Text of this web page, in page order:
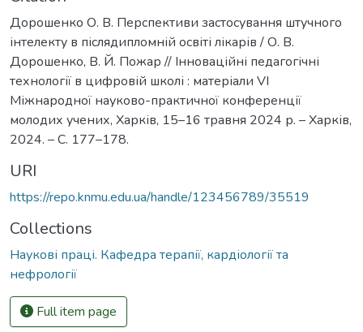
Дорошенко О. В. Перспективи застосування штучного
інтелекту в післядипломній освіті лікарів / О. В.
Дорошенко, В. Й. Пожар // Інноваційні педагогічні
технології в цифровій школі : матеріали VІ
Міжнародної науково-практичної конференції
молодих учених, Харків, 15–16 травня 2024 р. – Харків,
2024. – С. 177–178.
URI
https://repo.knmu.edu.ua/handle/123456789/35519
Collections
Наукові праці. Кафедра терапії, кардіології та
нефрології
Full item page